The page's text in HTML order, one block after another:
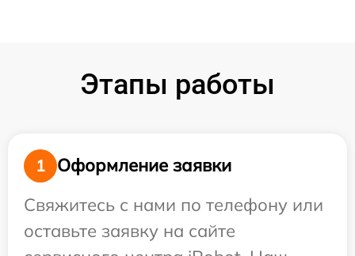
Этапы работы
1
Оформление заявки
Свяжитесь с нами по телефону или
оставьте заявку на сайте